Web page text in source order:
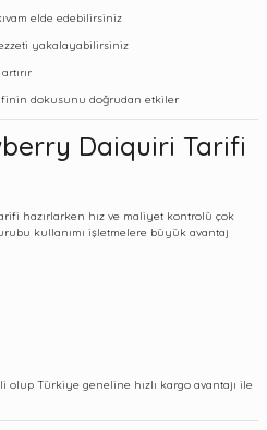
elde edebilirsiniz
yakalayabilirsiniz
dokusunu doğrudan etkiler
Daiquiri Tarifi
hazırlarken hız ve maliyet kontrolü çok
kullanımı işletmelere büyük avantaj
Türkiye geneline hızlı kargo avantajı ile